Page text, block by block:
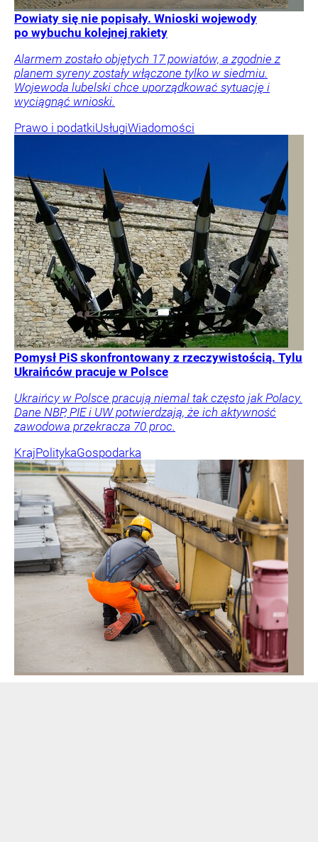
Powiaty się nie popisały. Wnioski wojewody
po wybuchu kolejnej rakiety
Alarmem zostało objętych 17 powiatów, a zgodnie z
planem syreny zostały włączone tylko w siedmiu.
Wojewoda lubelski chce uporządkować sytuację i
wyciągnąć wnioski.
Prawo i podatkiUsługiWiadomości
Pomysł PiS skonfrontowany z rzeczywistością. Tylu
Ukraińców pracuje w Polsce
Ukraińcy w Polsce pracują niemal tak często jak Polacy.
Dane NBP, PIE i UW potwierdzają, że ich aktywność
zawodowa przekracza 70 proc.
KrajPolitykaGospodarka